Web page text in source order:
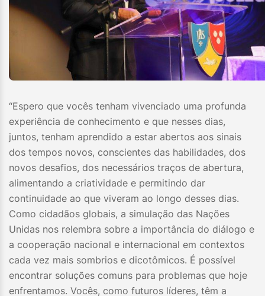
“Espero que vocês tenham vivenciado uma profunda
experiência de conhecimento e que nesses dias,
juntos, tenham aprendido a estar abertos aos sinais
dos tempos novos, conscientes das habilidades, dos
novos desafios, dos necessários traços de abertura,
alimentando a criatividade e permitindo dar
continuidade ao que viveram ao longo desses dias.
Como cidadãos globais, a simulação das Nações
Unidas nos relembra sobre a importância do diálogo e
a cooperação nacional e internacional em contextos
cada vez mais sombrios e dicotômicos. É possível
encontrar soluções comuns para problemas que hoje
enfrentamos. Vocês, como futuros líderes, têm a